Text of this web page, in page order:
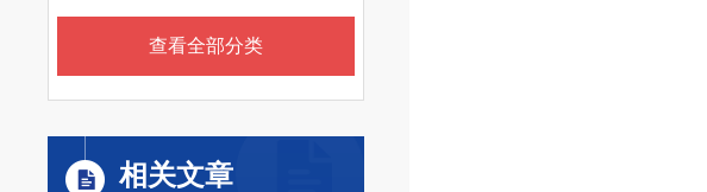
查看全部分类
相关文章